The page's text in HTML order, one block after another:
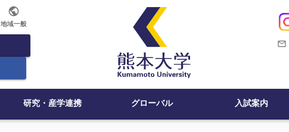
public
地域一般
mail_outline
研究・産学連携 グローバル 入試案内